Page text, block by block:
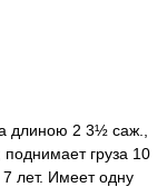
длиною 2 3½ саж.,
груза 10
лет. Имеет одну